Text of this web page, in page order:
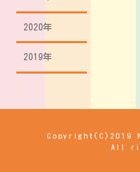
2020年
2019年
Copyright(C)2019
All